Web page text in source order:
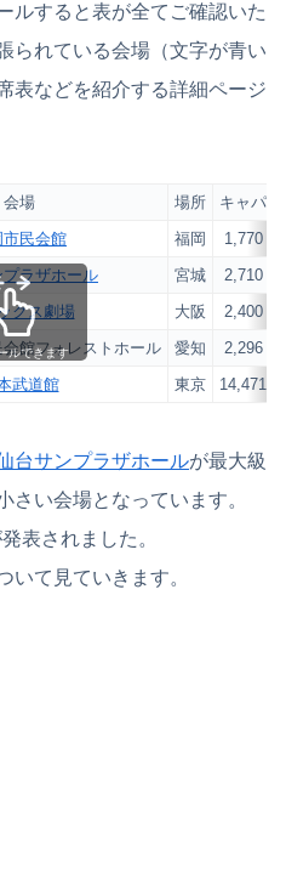
ルすると表が全てご確認いた
られている会場（文字が青い
表などを紹介する詳細ページ
会場 場所 キャパ
市民会館 福岡
1,770
ラザホール 宮城
2,710
クス劇場 大阪
2,400
会館フォレストホール 愛知
2,296
武道館 東京 14,471
ルできます
台サンプラザホールが最大級
さい会場となっています。
表されました。
いて見ていきます。